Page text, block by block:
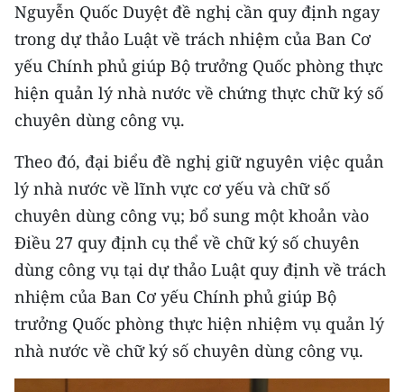
Nguyễn Quốc Duyệt đề nghị cần quy định ngay
trong dự thảo Luật về trách nhiệm của Ban Cơ
yếu Chính phủ giúp Bộ trưởng Quốc phòng thực
hiện quản lý nhà nước về chứng thực chữ ký số
chuyên dùng công vụ.
Theo đó, đại biểu đề nghị giữ nguyên việc quản
lý nhà nước về lĩnh vực cơ yếu và chữ số
chuyên dùng công vụ; bổ sung một khoản vào
Điều 27 quy định cụ thể về chữ ký số chuyên
dùng công vụ tại dự thảo Luật quy định về trách
nhiệm của Ban Cơ yếu Chính phủ giúp Bộ
trưởng Quốc phòng thực hiện nhiệm vụ quản lý
nhà nước về chữ ký số chuyên dùng công vụ.